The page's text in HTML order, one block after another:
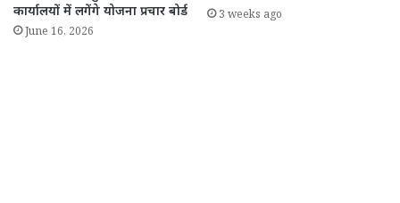
कार्यालयों में लगेंगे योजना प्रचार बोर्ड
June 16, 2026
3 weeks ago